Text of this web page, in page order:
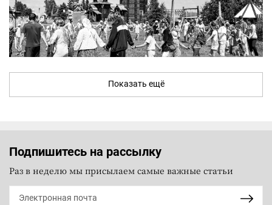
Показать ещё
Подпишитесь на рассылку
Раз в неделю мы присылаем самые важные статьи